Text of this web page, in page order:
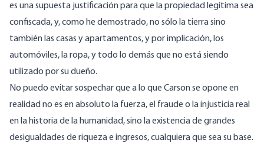
es una supuesta justificación para que la propiedad legítima sea
confiscada, y, como he demostrado, no sólo la tierra sino
también las casas y apartamentos, y por implicación, los
automóviles, la ropa, y todo lo demás que no está siendo
utilizado por su dueño.
No puedo evitar sospechar que a lo que Carson se opone en
realidad no es en absoluto la fuerza, el fraude o la injusticia real
en la historia de la humanidad, sino la existencia de grandes
desigualdades de riqueza e ingresos, cualquiera que sea su base.